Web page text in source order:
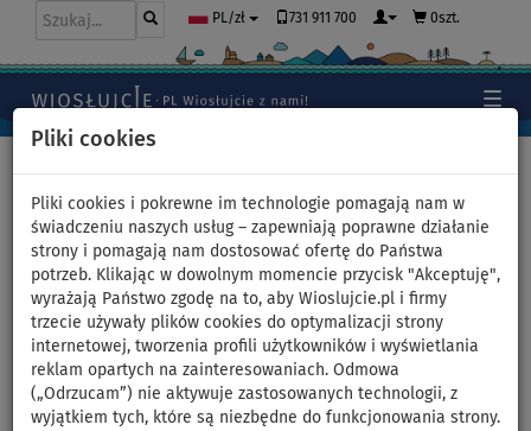
Pliki cookies
Pliki cookies i pokrewne im technologie pomagają nam w
świadczeniu naszych usług – zapewniają poprawne działanie
strony i pomagają nam dostosować ofertę do Państwa
potrzeb. Klikając w dowolnym momencie przycisk "Akceptuję",
wyrażają Państwo zgodę na to, aby Wioslujcie.pl i firmy
trzecie używały plików cookies do optymalizacji strony
internetowej, tworzenia profili użytkowników i wyświetlania
reklam opartych na zainteresowaniach. Odmowa
(„Odrzucam”) nie aktywuje zastosowanych technologii, z
wyjątkiem tych, które są niezbędne do funkcjonowania strony.
PL/zł 731 911 700 0szt.
Deska SUP SPINERA SUPTOUR
12'0 - pompowany
paddleboard - wariant:
zestaw startowy